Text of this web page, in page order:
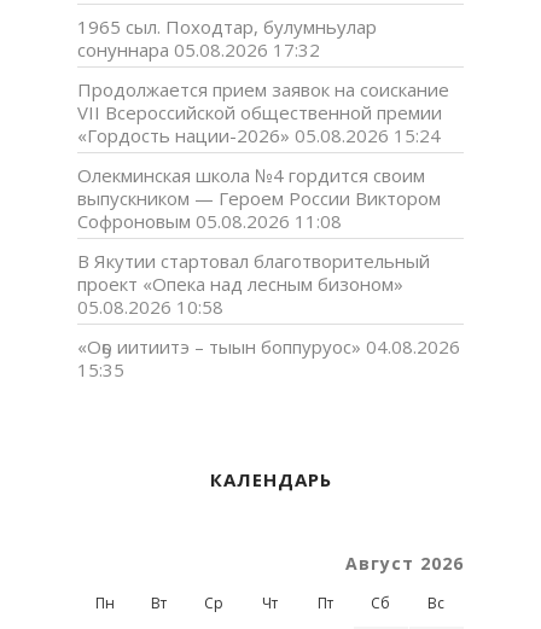
1965 сыл. Походтар, булумньулар
сонуннара 05.08.2026 17:32
Продолжается прием заявок на соискание
VII Всероссийской общественной премии
«Гордость нации-2026» 05.08.2026 15:24
Олекминская школа №4 гордится своим
выпускником — Героем России Виктором
Софроновым 05.08.2026 11:08
В Якутии стартовал благотворительный
проект «Опека над лесным бизоном»
05.08.2026 10:58
«Оҕо иитиитэ – тыын боппуруос» 04.08.2026
15:35
КАЛЕНДАРЬ
Август 2026
Пн Вт Ср Чт Пт Сб Вс